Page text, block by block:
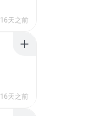
16天之前
16天之前